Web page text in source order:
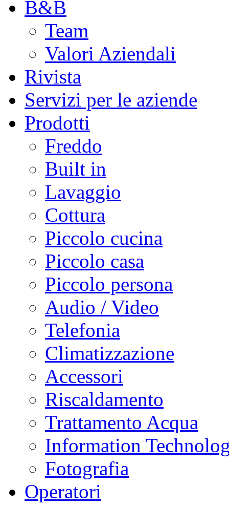
B&B
Team
Valori Aziendali
Rivista
Servizi per le aziende
Prodotti
Freddo
Built in
Lavaggio
Cottura
Piccolo cucina
Piccolo casa
Piccolo persona
Audio / Video
Telefonia
Climatizzazione
Accessori
Riscaldamento
Trattamento Acqua
Information
Fotografia
Operatori